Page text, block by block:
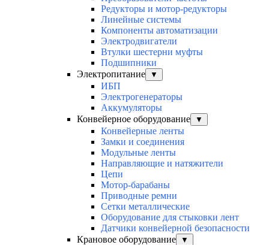
Редукторы и мотор-редукторы
Линейные системы
Компоненты автоматизации
Электродвигатели
Втулки шестерни муфты
Подшипники
Электропитание
▼
ИБП
Электрогенераторы
Аккумуляторы
Конвейерное оборудование
▼
Конвейерные ленты
Замки и соединения
Модульные ленты
Направляющие и натяжители
Цепи
Мотор-барабаны
Приводные ремни
Сетки металлические
Оборудование для стыковки лент
Датчики конвейерной безопасности
Крановое оборудование
▼